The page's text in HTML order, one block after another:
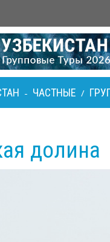
- ЧАСТНЫЕ /
долина